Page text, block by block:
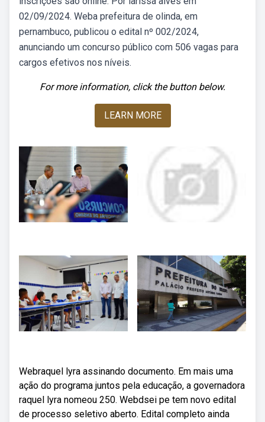
02/09/2024. Weba prefeitura de olinda, em
pernambuco, publicou o edital nº 002/2024,
anunciando um concurso público com 506 vagas para
cargos efetivos nos níveis.
For more information, click the button below.
LEARN MORE
Webraquel lyra assinando documento. Em mais uma
ação do programa juntos pela educação, a governadora
raquel lyra nomeou 250. Webdsei pe tem novo edital
de processo seletivo aberto. Edital completo ainda